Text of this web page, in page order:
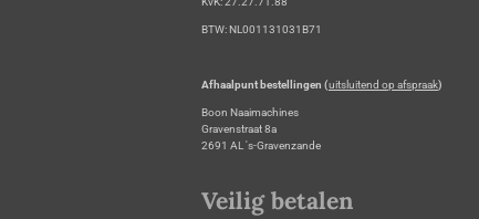
BTW: NL001131031B71
Afhaalpunt bestellingen (uitsluitend op afspraak)
Boon Naaimachines
Gravenstraat 8a
2691 AL 's-Gravenzande
Veilig betalen